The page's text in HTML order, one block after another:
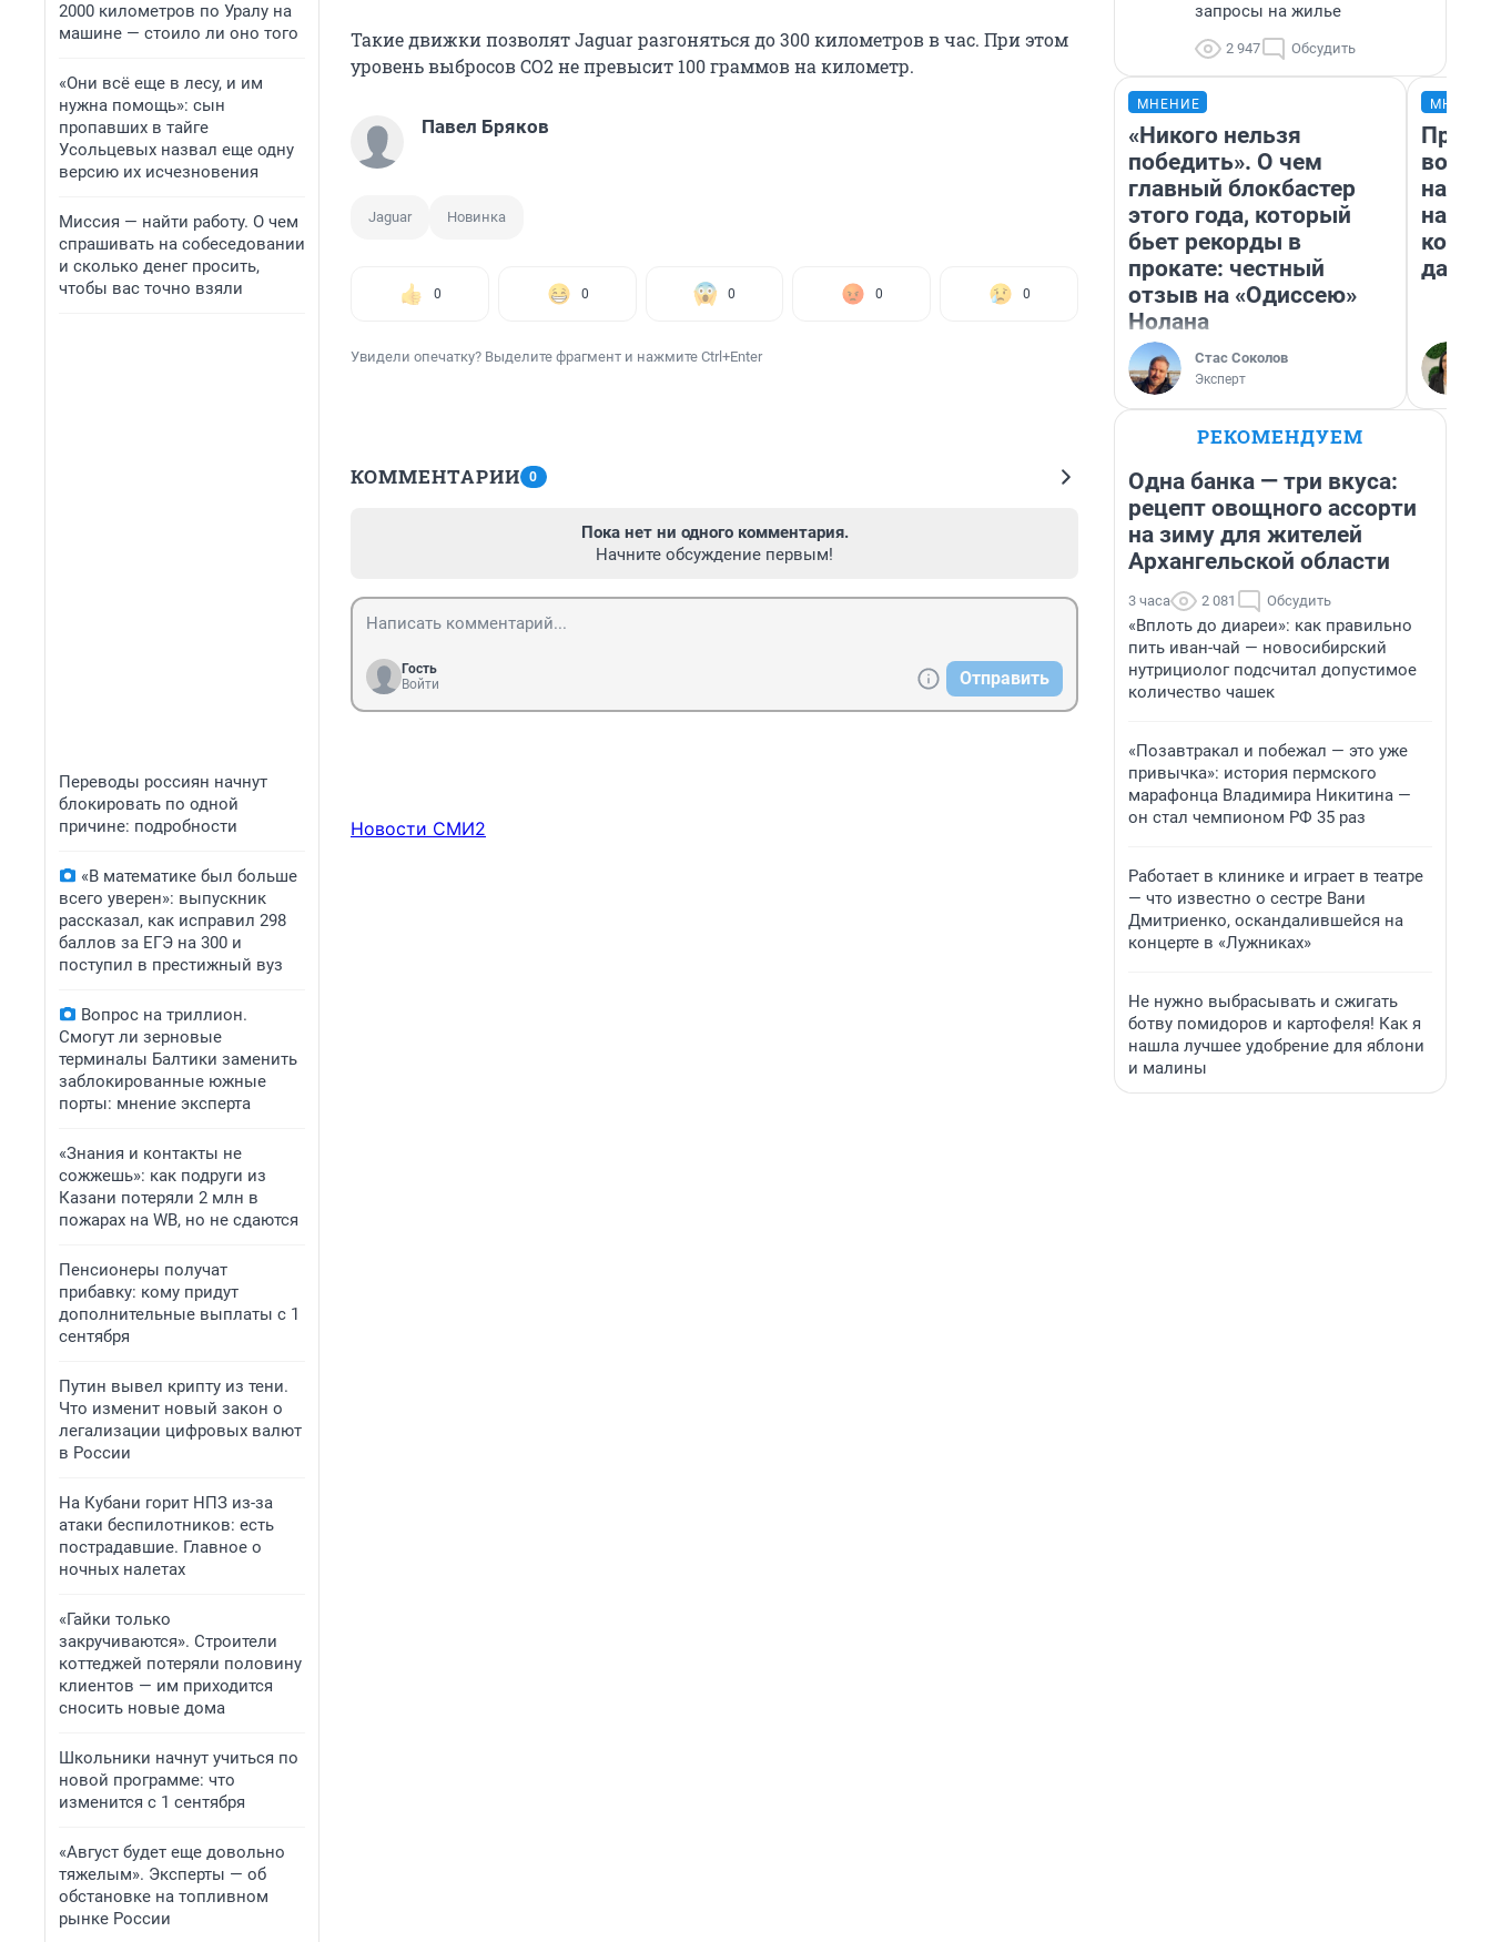
2000 километров по Уралу на
машине — стоило ли оно того
«Они всё еще в лесу, и им
нужна помощь»: сын
пропавших в тайге
Усольцевых назвал еще одну
версию их исчезновения
Миссия — найти работу. О чем
спрашивать на собеседовании
и сколько денег просить,
чтобы вас точно взяли
Переводы россиян начнут
блокировать по одной
причине: подробности
«В математике был больше
всего уверен»: выпускник
рассказал, как исправил 298
баллов за ЕГЭ на 300 и
поступил в престижный вуз
Вопрос на триллион.
Смогут ли зерновые
терминалы Балтики заменить
заблокированные южные
порты: мнение эксперта
«Знания и контакты не
сожжешь»: как подруги из
Казани потеряли 2 млн в
пожарах на WB, но не сдаются
Пенсионеры получат
прибавку: кому придут
дополнительные выплаты с 1
сентября
Путин вывел крипту из тени.
Что изменит новый закон о
легализации цифровых валют
в России
На Кубани горит НПЗ из-за
атаки беспилотников: есть
пострадавшие. Главное о
ночных налетах
«Гайки только
закручиваются». Строители
коттеджей потеряли половину
клиентов — им приходится
сносить новые дома
Школьники начнут учиться по
новой программе: что
изменится с 1 сентября
«Август будет еще довольно
тяжелым». Эксперты — об
обстановке на топливном
рынке России
Такие движки позволят Jaguar разгоняться до 300 километров в час. При этом
уровень выбросов CO2 не превысит 100 граммов на километр.
Павел Бряков
Jaguar Новинка
0 0 0 0 0
Увидели опечатку? Выделите фрагмент и нажмите Ctrl+Enter
КОММЕНТАРИИ 0
Пока нет ни одного комментария.
Начните обсуждение первым!
Гость
Войти
Отправить
Новости СМИ2
запросы на жилье
2 947 Обсудить
МНЕНИЕ
«Никого нельзя
победить». О чем
главный блокбастер
этого года, который
бьет рекорды в
прокате: честный
отзыв на «Одиссею»
Нолана
Стас Соколов
Эксперт
нам
даже
РЕКОМЕНДУЕМ
Одна банка — три вкуса:
рецепт овощного ассорти
на зиму для жителей
Архангельской области
3 часа 2 081 Обсудить
«Вплоть до диареи»: как правильно
пить иван-чай — новосибирский
нутрициолог подсчитал допустимое
количество чашек
«Позавтракал и побежал — это уже
привычка»: история пермского
марафонца Владимира Никитина —
он стал чемпионом РФ 35 раз
Работает в клинике и играет в театре
— что известно о сестре Вани
Дмитриенко, оскандалившейся на
концерте в «Лужниках»
Не нужно выбрасывать и сжигать
ботву помидоров и картофеля! Как я
нашла лучшее удобрение для яблони
и малины